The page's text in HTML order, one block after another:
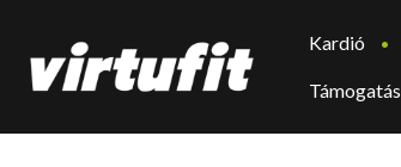
Kardió
Támogatás